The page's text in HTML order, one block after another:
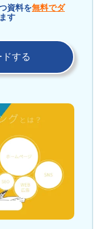
資料を無料でダ
す
する